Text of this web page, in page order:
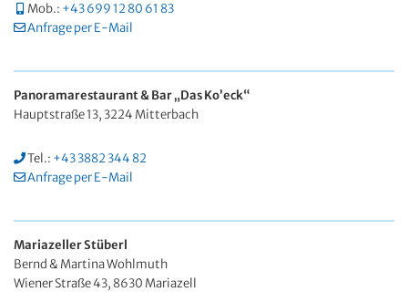
Mob.: +43 699 12 80 61 83
Anfrage per E-Mail
Panoramarestaurant & Bar „Das Ko’eck“
Hauptstraße 13, 3224 Mitterbach
Tel.: +43 3882 344 82
Anfrage per E-Mail
Mariazeller Stüberl
Bernd & Martina Wohlmuth
Wiener Straße 43, 8630 Mariazell